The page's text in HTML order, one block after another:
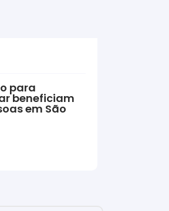
para
beneficiam
em São